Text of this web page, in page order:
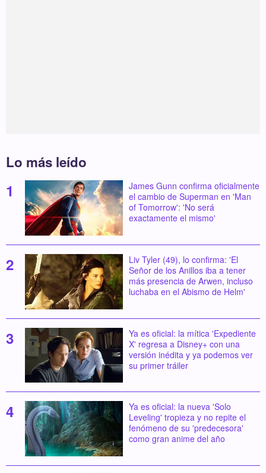
Lo más leído
James Gunn confirma oficialmente
el cambio de Superman en 'Man
of Tomorrow': 'No será
exactamente el mismo'
Liv Tyler (49), lo confirma: 'El
Señor de los Anillos iba a tener
más presencia de Arwen, incluso
luchaba en el Abismo de Helm'
Ya es oficial: la mítica 'Expediente
X' regresa a Disney+ con una
versión inédita y ya podemos ver
su primer tráiler
Ya es oficial: la nueva 'Solo
Leveling' tropieza y no repite el
fenómeno de su 'predecesora'
como gran anime del año